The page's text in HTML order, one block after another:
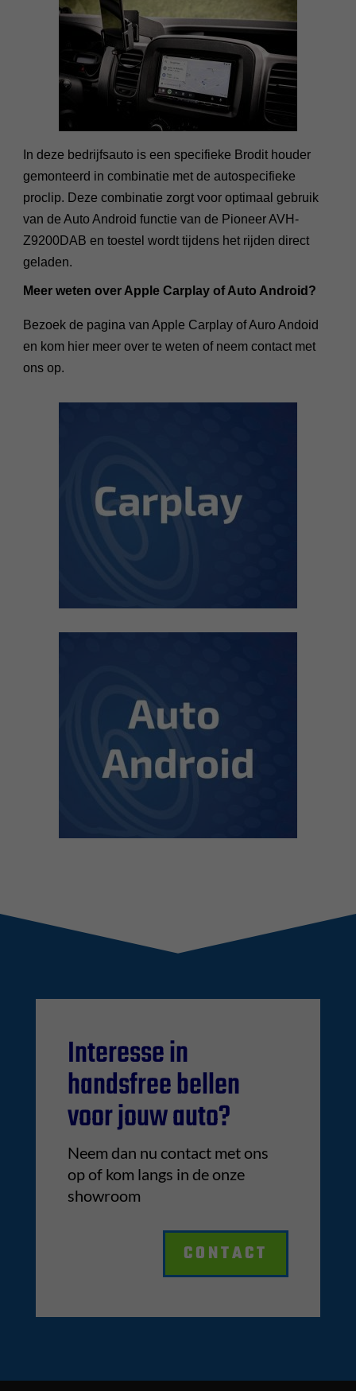
In deze bedrijfsauto is een specifieke Brodit houder
gemonteerd in combinatie met de autospecifieke
proclip. Deze combinatie zorgt voor optimaal gebruik
van de Auto Android functie van de Pioneer AVH-
Z9200DAB en toestel wordt tijdens het rijden direct
geladen.
Meer weten over Apple Carplay of Auto Android?
Bezoek de pagina van Apple Carplay of Auro Andoid
en kom hier meer over te weten of neem contact met
ons op.
Interesse in
handsfree bellen
voor jouw auto?
Neem dan nu contact met ons
op of kom langs in de onze
showroom
CONTACT